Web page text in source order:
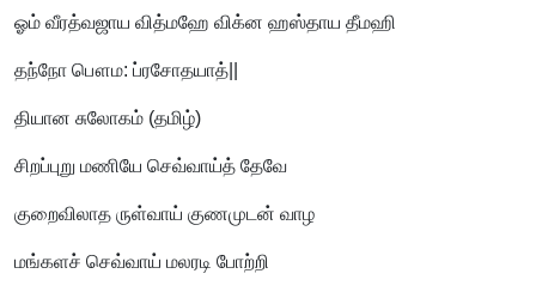
ஓம் வீரத்வஜாய வித்மஹே விக்ன ஹஸ்தாய தீமஹி
தந்நோ பௌம: ப்ரசோதயாத்||
தியான சுலோகம் (தமிழ்)
சிறப்புறு மணியே செவ்வாய்த் தேவே
குறைவிலாத ருள்வாய் குணமுடன் வாழ
மங்களச் செவ்வாய் மலரடி போற்றி